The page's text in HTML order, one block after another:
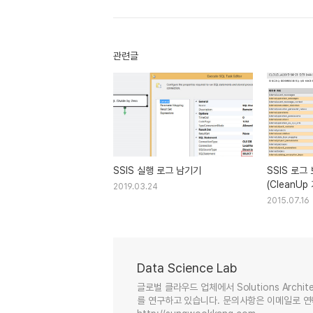
관련글
SSIS 실행 로그 남기기
2019.03.24
SSIS 로그
(CleanUp
2015.07.16
Data Science Lab
글로벌 클라우드 업체에서 Solutions
를 연구하고 있습니다. 문의사항은 이메일